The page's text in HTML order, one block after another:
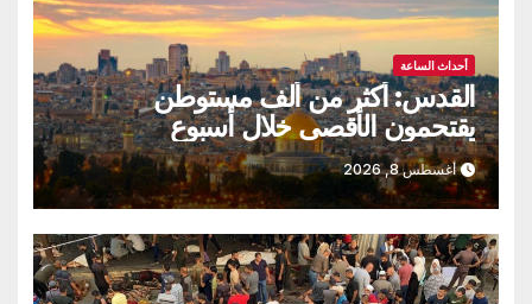
أحداث الساعة
القدس: أكثر من ألف مستوطن
يقتحمون الأقصى خلال أسبوع
أغسطس 8, 2026